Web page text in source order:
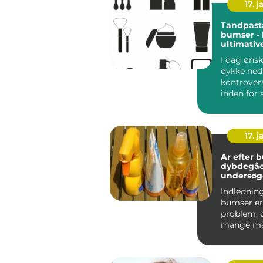
17.
bumser -
I dag
dykke
inden for
tand...
17.
Ar efter
bumser
problem,
mange